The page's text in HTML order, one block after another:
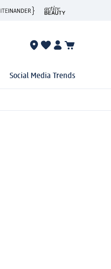
Social Media Trends